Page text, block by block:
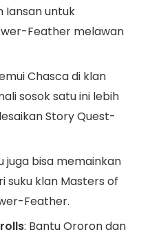
Iansan untuk
Feather melawan
Chasca di klan
sosok satu ini lebih
Story Quest-
juga bisa memainkan
suku klan Masters of
Feather.
: Bantu Ororon dan